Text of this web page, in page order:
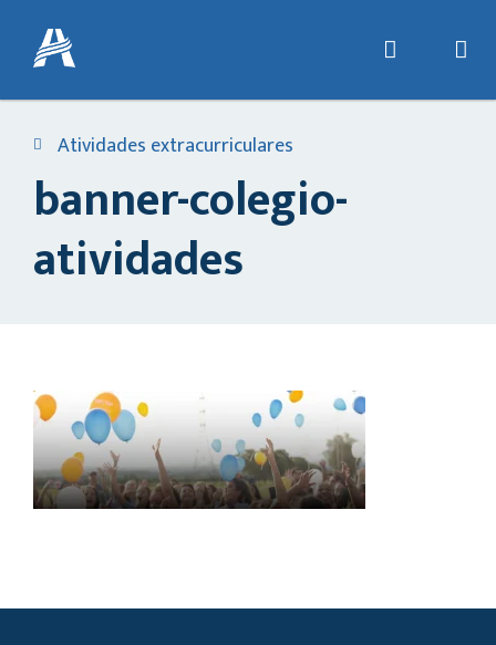
Atividades extracurriculares
banner-colegio-
atividades